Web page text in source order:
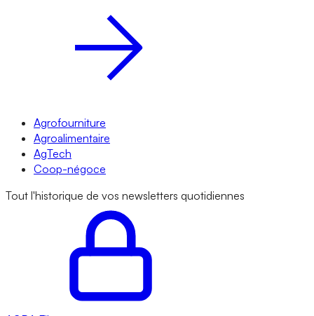
Agrofourniture
Agroalimentaire
AgTech
Coop-négoce
Tout l'historique de vos newsletters quotidiennes